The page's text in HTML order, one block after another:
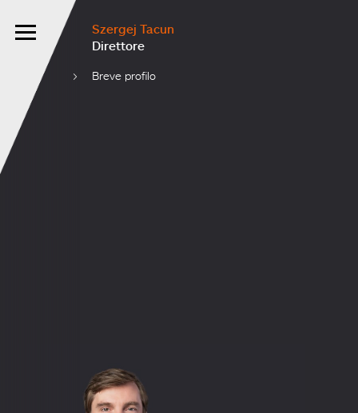
Szergej Tacun
Direttore
Breve profilo